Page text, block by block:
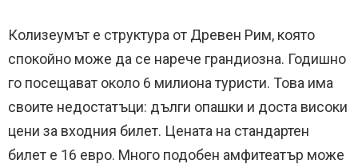
Колизеумът е структура от Древен Рим, която
спокойно може да се нарече грандиозна. Годишно
го посещават около 6 милиона туристи. Това има
своите недостатъци: дълги опашки и доста високи
цени за входния билет. Цената на стандартен
билет е 16 евро. Много подобен амфитеатър може